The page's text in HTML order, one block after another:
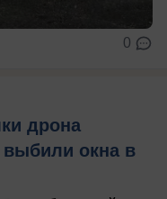
0
дрона
выбили окна в